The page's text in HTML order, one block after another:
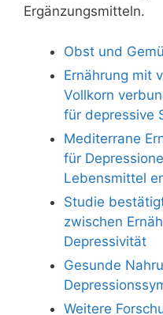
Ergänzungsmitteln.
Obst und
Ernährung mit
Vollkorn
für depressive
Mediterrane
für
Lebensmittel
Studie
zwischen
Depressivität
Gesunde
Weitere